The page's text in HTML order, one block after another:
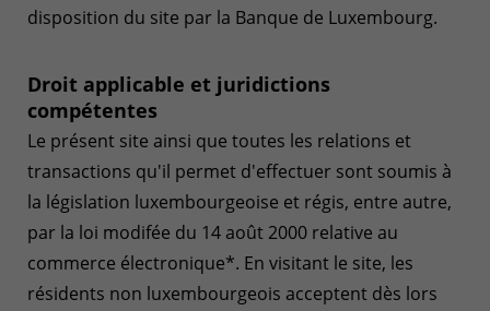
disposition du site par la Banque de Luxembourg.
Droit applicable et juridictions
compétentes
Le présent site ainsi que toutes les relations et
transactions qu'il permet d'effectuer sont soumis à
la législation luxembourgeoise et régis, entre autre,
par la loi modifée du 14 août 2000 relative au
commerce électronique*. En visitant le site, les
résidents non luxembourgeois acceptent dès lors